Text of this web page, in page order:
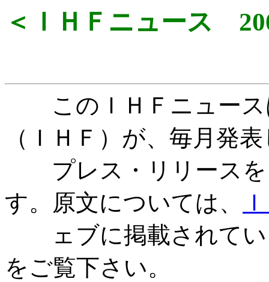
＜ＩＨＦニュース
このＩＨＦニュース
（ＩＨＦ）が、毎月発
プレス・リリースを
す。原文については、
ェブに掲載されてい
をご覧下さい。